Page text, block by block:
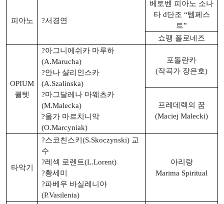
피아노 ?서경연
베토벤 피아노 소나
타 d단조 “템페스
트”
쇼팽 폴로네즈
OPIUM
퀄텟
?아그니에쉬카 마루하
(A.Marucha)
?안나 샬리인스카
(A.Szalinska)
?마그달레나 마웨츠카
(M.Malecka)
?올가 마르치니악
(O.Marcyniak)
포돌란카
(작곡가 장은호)
프레데렉의 꿈
(Maciej Malecki)
타악기
?스코친스키(S.Skoczynski) 교
수
?레섹 로렌트(L.Lorent)
?황세미
?파베우 바실레니아
(P.Vasilenia)
아리랑
Marima Spiritual